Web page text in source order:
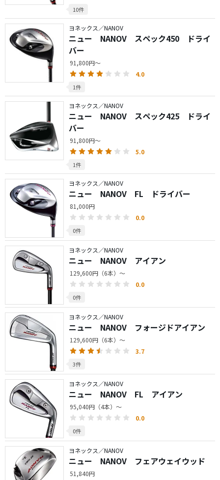
10件
ヨネックス／NANOV
ニュー NANOV スペック450 ドライ
バー
91,800円～
4.0
1件
ヨネックス／NANOV
ニュー NANOV スペック425 ドライ
バー
91,800円～
5.0
1件
ヨネックス／NANOV
ニュー NANOV FL ドライバー
81,000円
0.0
0件
ヨネックス／NANOV
ニュー NANOV アイアン
129,600円（6本）～
0.0
0件
ヨネックス／NANOV
ニュー NANOV フォージドアイアン
129,600円（6本）～
3.7
3件
ヨネックス／NANOV
ニュー NANOV FL アイアン
95,040円（4本）～
0.0
0件
ヨネックス／NANOV
ニュー NANOV フェアウェイウッド
51,840円